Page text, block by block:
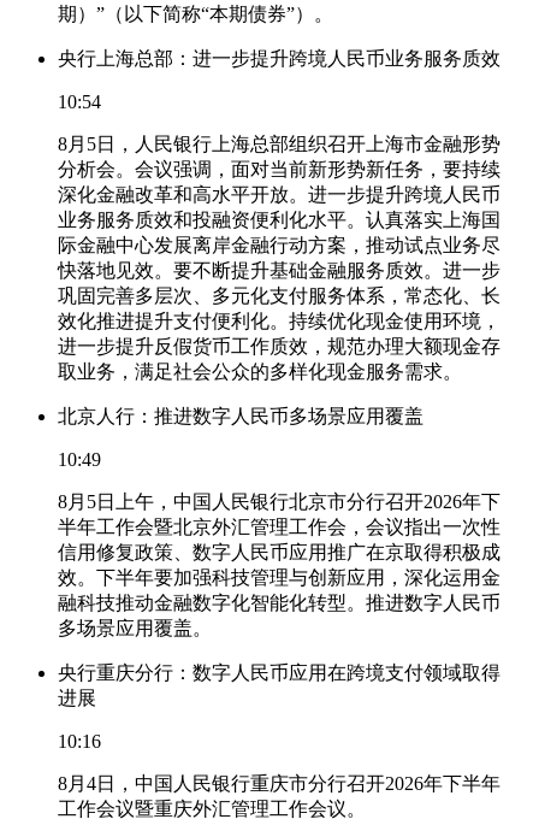
期）”（以下简称“本期债券”）。
央行上海总部：进一步提升跨境人民币业务服务质效
10:54
8月5日，人民银行上海总部组织召开上海市金融形势
分析会。会议强调，面对当前新形势新任务，要持续
深化金融改革和高水平开放。进一步提升跨境人民币
业务服务质效和投融资便利化水平。认真落实上海国
际金融中心发展离岸金融行动方案，推动试点业务尽
快落地见效。要不断提升基础金融服务质效。进一步
巩固完善多层次、多元化支付服务体系，常态化、长
效化推进提升支付便利化。持续优化现金使用环境，
进一步提升反假货币工作质效，规范办理大额现金存
取业务，满足社会公众的多样化现金服务需求。
北京人行：推进数字人民币多场景应用覆盖
10:49
8月5日上午，中国人民银行北京市分行召开2026年下
半年工作会暨北京外汇管理工作会，会议指出一次性
信用修复政策、数字人民币应用推广在京取得积极成
效。下半年要加强科技管理与创新应用，深化运用金
融科技推动金融数字化智能化转型。推进数字人民币
多场景应用覆盖。
央行重庆分行：数字人民币应用在跨境支付领域取得
进展
10:16
8月4日，中国人民银行重庆市分行召开2026年下半年
工作会议暨重庆外汇管理工作会议。